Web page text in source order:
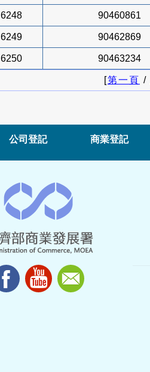
6248 90460861
6249 90462869
6250 90463234
[第一頁 /
公司登記 商業登記